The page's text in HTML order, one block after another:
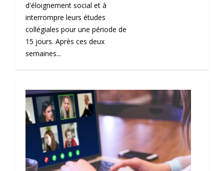
d'éloignement social et à
interrompre leurs études
collégiales pour une période de
15 jours. Après ces deux
semaines...